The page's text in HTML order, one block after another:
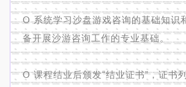
O 系统学习沙盘游戏咨询的基础知识
备开展沙游咨询工作的专业基础。
O课程结业后颁发“结业证书”，证书